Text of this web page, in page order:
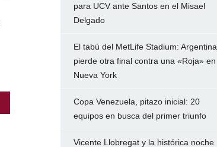
para UCV ante Santos en el Misael
Delgado
El tabú del MetLife Stadium: Argentina
pierde otra final contra una «Roja» en
Nueva York
Copa Venezuela, pitazo inicial: 20
equipos en busca del primer triunfo
Vicente Llobregat y la histórica noche